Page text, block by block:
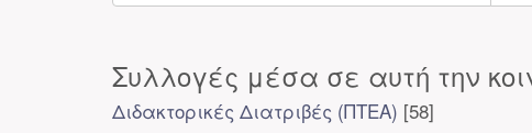
Συλλογές μέσα σε αυτή την
Διδακτορικές Διατριβές (ΠΤΕΑ) [58]